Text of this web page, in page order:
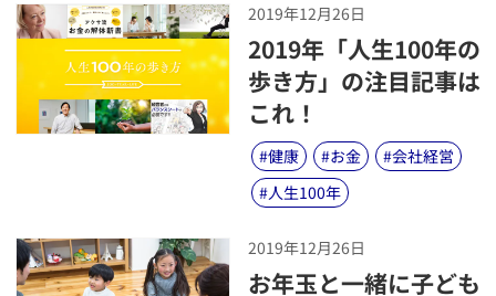
2019年12月26日
​2019年「人生100年の
歩き方」の注目記事は
これ！
#健康 #お金 #会社経営
#人生100年
2019年12月26日
​お年玉と一緒に子ども